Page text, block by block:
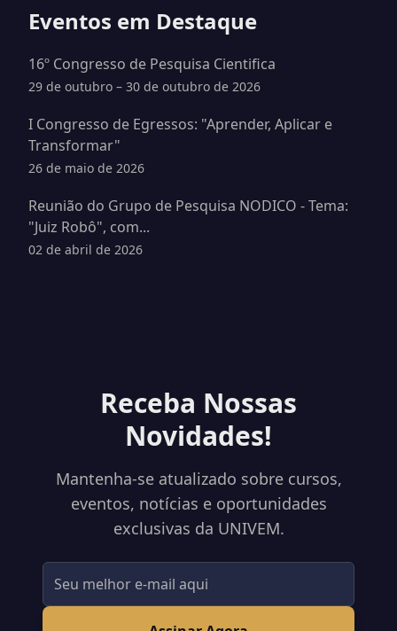
Eventos em Destaque
16º Congresso de Pesquisa Cientifica
29 de outubro – 30 de outubro de 2026
I Congresso de Egressos: "Aprender, Aplicar e
Transformar"
26 de maio de 2026
Reunião do Grupo de Pesquisa NODICO - Tema:
"Juiz Robô", com...
02 de abril de 2026
Receba Nossas
Novidades!
Mantenha-se atualizado sobre cursos,
eventos, notícias e oportunidades
exclusivas da UNIVEM.